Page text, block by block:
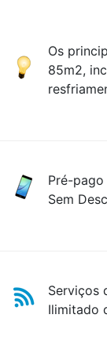
Os
85m2,
Pré-
Sem
Serviços
Ilimitado